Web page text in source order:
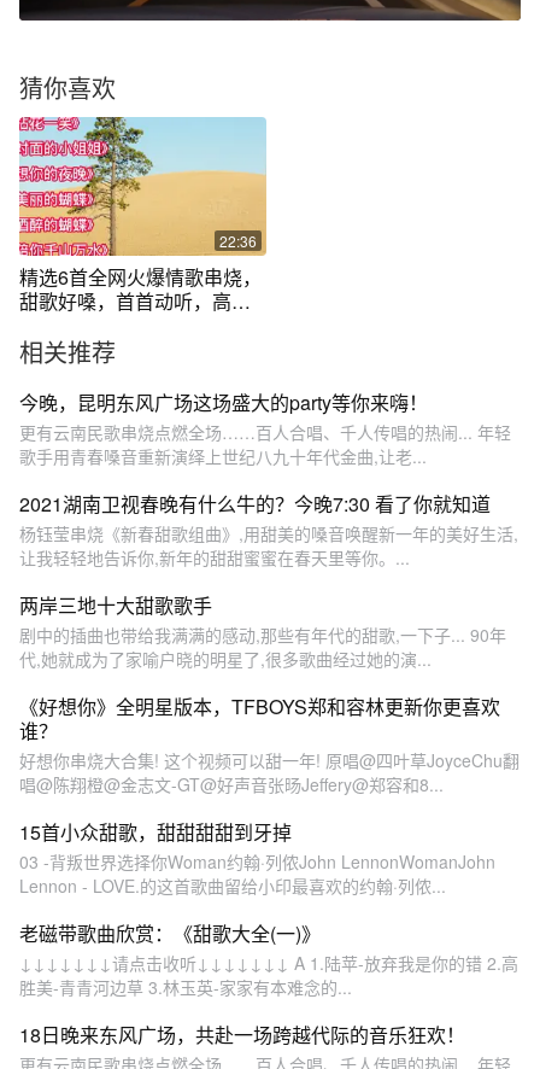
猜你喜欢
22:36
精选6首全网火爆情歌串烧，
甜歌好嗓，首首动听，高音
相关推荐
今晚，昆明东风广场这场盛大的party等你来嗨！
更有云南民歌串烧点燃全场……百人合唱、千人传唱的热闹... 年轻
歌手用青春嗓音重新演绎上世纪八九十年代金曲,让老...
2021湖南卫视春晚有什么牛的？今晚7:30 看了你就知道
杨钰莹串烧《新春甜歌组曲》,用甜美的嗓音唤醒新一年的美好生活,
让我轻轻地告诉你,新年的甜甜蜜蜜在春天里等你。...
两岸三地十大甜歌歌手
剧中的插曲也带给我满满的感动,那些有年代的甜歌,一下子... 90年
代,她就成为了家喻户晓的明星了,很多歌曲经过她的演...
《好想你》全明星版本，TFBOYS郑和容林更新你更喜欢
谁？
好想你串烧大合集! 这个视频可以甜一年! 原唱@四叶草JoyceChu翻
唱@陈翔橙@金志文-GT@好声音张旸Jeffery@郑容和8...
15首小众甜歌，甜甜甜甜到牙掉
03 -背叛世界选择你Woman约翰·列侬John LennonWomanJohn
Lennon - LOVE.的这首歌曲留给小印最喜欢的约翰·列侬...
老磁带歌曲欣赏：《甜歌大全(一)》
↓↓↓↓↓↓↓请点击收听↓↓↓↓↓↓↓ A 1.陆苹-放弃我是你的错 2.高
胜美-青青河边草 3.林玉英-家家有本难念的...
18日晚来东风广场，共赴一场跨越代际的音乐狂欢！